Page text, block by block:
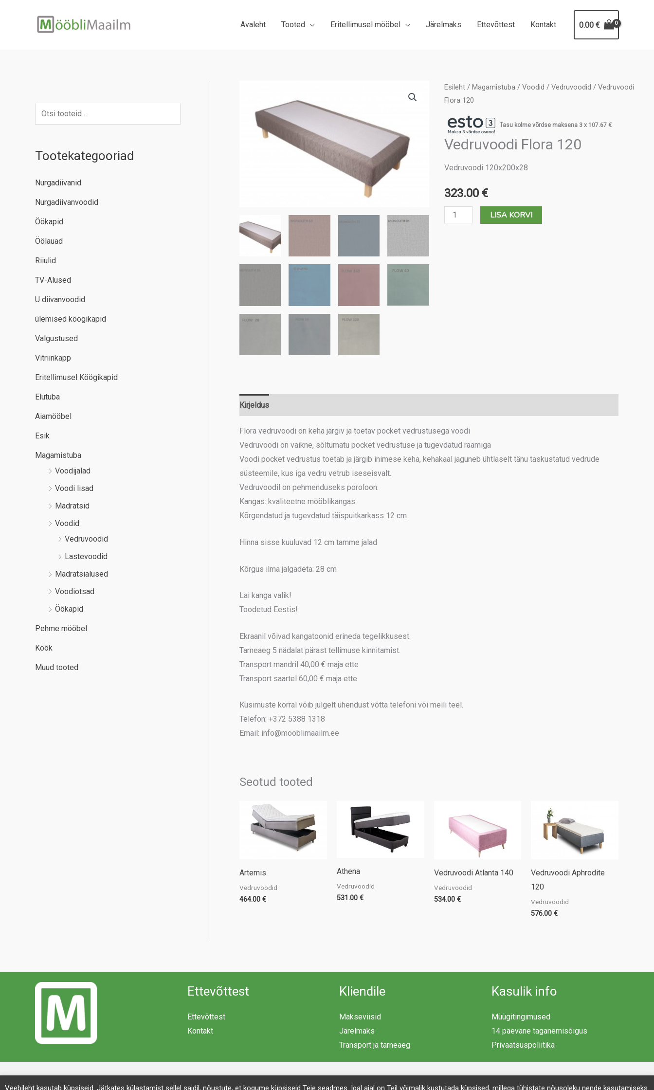
Avaleht Tooted Eritellimusel mööbel Järelmaks Ettevõttest Kontakt 0.00 €
Tootekategooriad
Nurgadiivanid
Nurgadiivanvoodid
Öökapid
Öölauad
Riiulid
TV-Alused
U diivanvoodid
ülemised köögikapid
Valgustused
Vitriinkapp
Eritellimusel Köögikapid
Elutuba
Aiamööbel
Esik
Magamistuba
Voodijalad
Voodi lisad
Madratsid
Voodid
Vedruvoodid
Lastevoodid
Madratsialused
Voodiotsad
Öökapid
Pehme mööbel
Köök
Muud tooted
Esileht/ Magamistuba/ Voodid / Vedruvoodid / Vedruvoodi
Flora 120
Tasu kolme võrdse maksena 3 x 107.67 €
Vedruvoodi Flora 120
Vedruvoodi 120x200x28
323.00 €
Vedruvoodi
LISA KORVI
Kirjeldus
Flora vedruvoodi on keha järgiv ja toetav pocket vedrustusega voodi
Vedruvoodi on vaikne, sõltumatu pocket vedrustuse ja tugevdatud raamiga
Voodi pocket vedrustus toetab ja järgib inimese keha, kehakaal jaguneb ühtlaselt tänu taskustatud vedrude
süsteemile, kus iga vedru vetrub iseseisvalt.
Vedruvoodil on pehmenduseks poroloon.
Kangas: kvaliteetne mööblikangas
Kõrgendatud ja tugevdatud täispuitkarkass 12 cm
Hinna sisse kuuluvad 12 cm tamme jalad
Kõrgus ilma jalgadeta: 28 cm
Lai kanga valik!
Toodetud Eestis!
Ekraanil võivad kangatoonid erineda tegelikkusest.
Tarneaeg 5 nädalat pärast tellimuse kinnitamist.
Transport mandril 40,00 € maja ette
Transport saartel 60,00 € maja ette
Küsimuste korral võib julgelt ühendust võtta telefoni või meili teel.
Telefon: +372 5388 1318
Email: info@mooblimaailm.ee
Seotud tooted
Artemis
Vedruvoodid
464.00 €
Athena
Vedruvoodid
531.00 €
Vedruvoodi Atlanta 140
Vedruvoodid
534.00 €
Vedruvoodi Aphrodite
120
Vedruvoodid
576.00€
Ettevõttest
Ettevõttest
Kontakt
Kliendile
Makseviisid
Järelmaks
Transport ja tarneaeg
Kasulik info
Müügitingimused
14 päevane taganemisõigus
Privaatsuspoliitika
Veebileht kasutab küpsiseid. Jätkates külastamist sellel saidil, nõustute, et kogume küpsiseid Teie seadmes. Igal ajal on Teil võimalik kustutada küpsised, millega tühistate nõusoleku nende kasutamiseks.